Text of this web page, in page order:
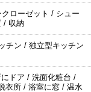
ローゼット / シュー
/ 収納
チン / 独立型キッチン
ドア / 洗面化粧台 /
衣所 / 浴室に窓 / 温水